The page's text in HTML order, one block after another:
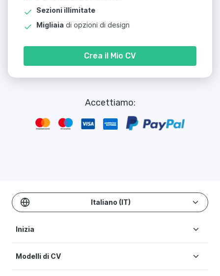
Sezioni illimitate
Migliaia di opzioni di design
Crea il Mio CV
Accettiamo:
Italiano (IT)
Inizia
Crea CV
Prezzi
Modelli di CV